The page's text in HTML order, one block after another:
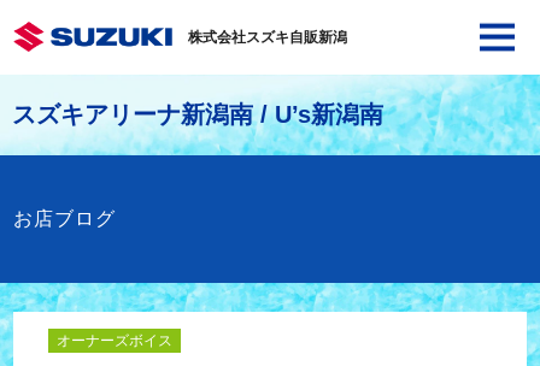
株式会社スズキ自販新潟
スズキアリーナ新潟南 / U’s新潟南
お店ブログ
オーナーズボイス